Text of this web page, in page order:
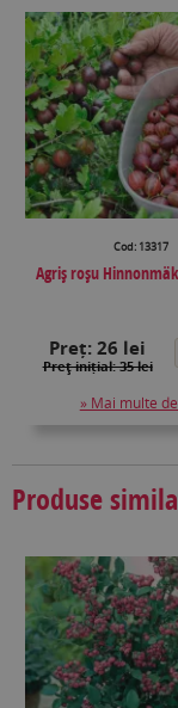
Cod: 13317
Agriş roșu
Preț:26 lei
Preţ inițial: 35 lei
» Mai multe
Produse